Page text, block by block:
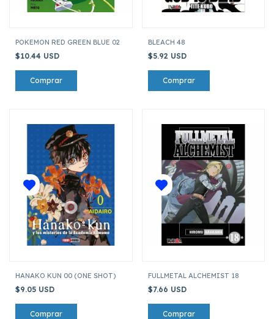
POKEMON RED GREEN BLUE 02
$10.44 USD
BLEACH 48
$5.92 USD
HANAKO KUN 00 (ONE SHOT)
$9.05 USD
FULLMETAL ALCHEMIST 18
$7.66 USD